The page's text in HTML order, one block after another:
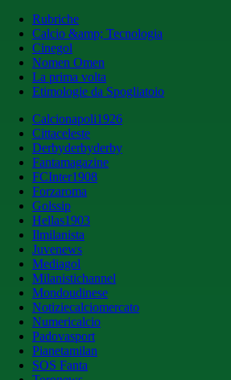
Rubriche
Calcio &amp; Tecnologia
Cinegol
Nomen Omen
La prima volta
Etimologie da Spogliatoio
Calcionapoli1926
Cittaceleste
Derbyderbyderby
Fantamagazine
FCInter1908
Forzaroma
Golssip
Hellas1903
Ilmilanista
Juvenews
Mediagol
Milanistichannel
Mondoudinese
Notiziecalciomercato
Numericalcio
Padovasport
Pianetamilan
SOS Fanta